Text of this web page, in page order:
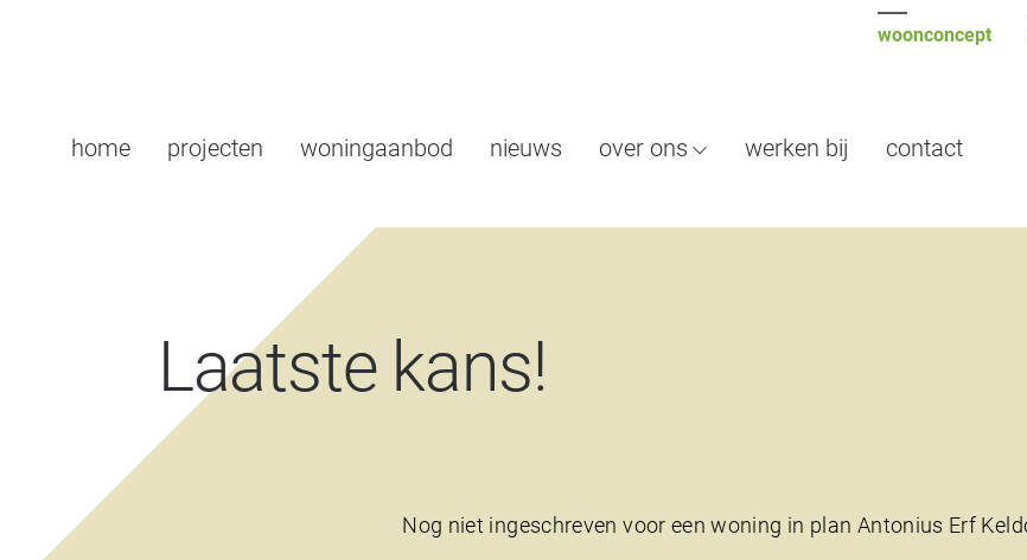
woonconcept
home projecten woningaanbod nieuws over ons werken bij contact
Laatste kans!
Nog niet ingeschreven voor een woning in plan Antonius Erf